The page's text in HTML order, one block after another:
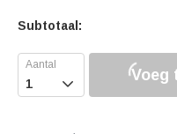
Subtotaal:
 Voeg